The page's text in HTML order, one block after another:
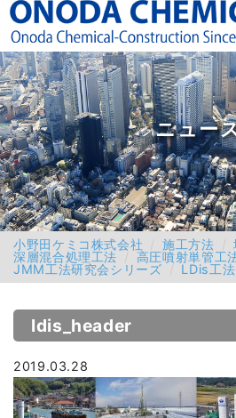
ニュー
小野田ケミコ株式会社 施工方法
深層混合処理工法
高圧噴射単管工
JMM工法研究会シリーズ
LDis工法
ldis_header
2019.03.28